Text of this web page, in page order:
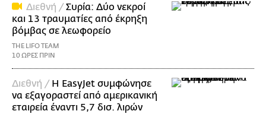
Διεθνή / Συρία: Δύο νεκροί
και 13 τραυματίες από έκρηξη
βόμβας σε λεωφορείο
THE LIFO TEAM
10 ΩΡΕΣ ΠΡΙΝ
Διεθνή / Η EasyJet συμφώνησε
να εξαγοραστεί από αμερικανική
εταιρεία έναντι 5,7 δισ. λιρών